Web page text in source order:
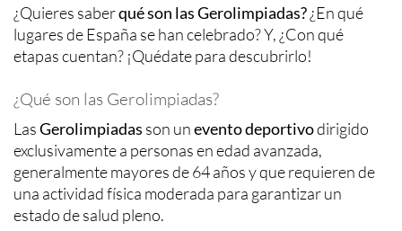
¿Quieres saberqué son las Gerolimpiadas?¿En qué
lugares de España se han celebrado? Y, ¿Con qué
etapas cuentan? ¡Quédate para descubrirlo!
¿Qué son las Gerolimpiadas?
LasGerolimpiadas son unevento deportivodirigido
exclusivamente a personas en edad avanzada,
generalmente mayores de 64 años y que requieren de
una actividad física moderada para garantizar un
estado de salud pleno.